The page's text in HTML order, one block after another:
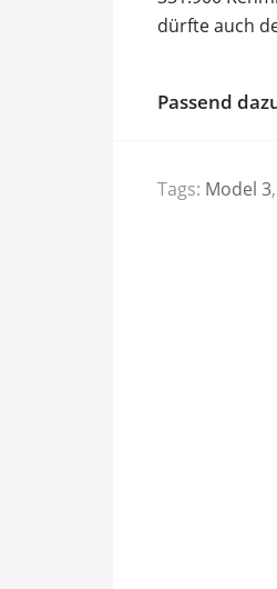
dürfte auch
Passend
Tags: Model 3,